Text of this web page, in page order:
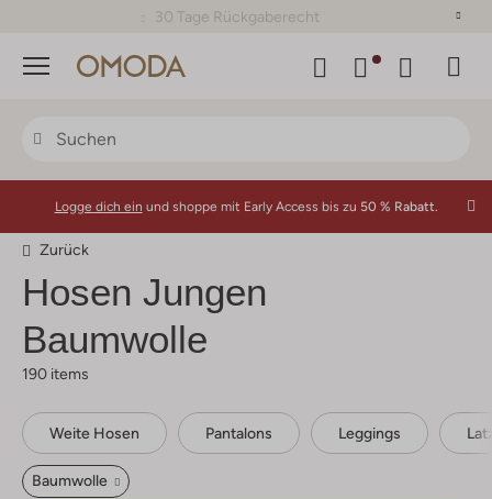
30 Tage Rückgaberecht
Menü
Logge dich ein und shoppe mit Early Access bis zu 50 % Rabatt.
Zurück
Hosen Jungen
Baumwolle
190 items
Weite Hosen Pantalons Leggings
Baumwolle